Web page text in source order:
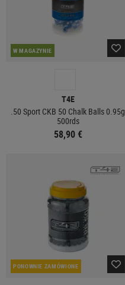
W MAGAZYNIE
T4E
.50 Sport CKB 50 Chalk Balls 0.95g
500rds
58,90 €
PONOWNIE ZAMÓWIONE